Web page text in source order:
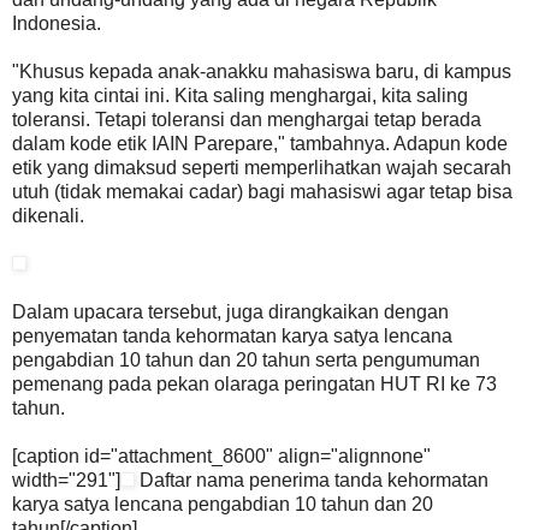
Indonesia.
"Khusus kepada anak-anakku mahasiswa baru, di kampus
yang kita cintai ini. Kita saling menghargai, kita saling
toleransi. Tetapi toleransi dan menghargai tetap berada
dalam kode etik IAIN Parepare," tambahnya. Adapun kode
etik yang dimaksud seperti memperlihatkan wajah secarah
utuh (tidak memakai cadar) bagi mahasiswi agar tetap bisa
dikenali.
Dalam upacara tersebut, juga dirangkaikan dengan
penyematan tanda kehormatan karya satya lencana
pengabdian 10 tahun dan 20 tahun serta pengumuman
pemenang pada pekan olaraga peringatan HUT RI ke 73
tahun.
[caption id="attachment_8600" align="alignnone"
width="291"]
Daftar nama penerima tanda kehormatan
karya satya lencana pengabdian 10 tahun dan 20